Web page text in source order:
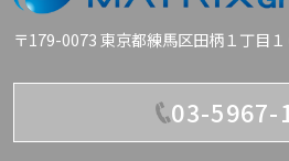
非常に誠実で親身にご
か？
こちらの希望に沿った
時にコストと資産価値
きなかった...
・優先順位をつけて絞
〒179-0073 東京都練馬区田柄１丁目１
03-5967-